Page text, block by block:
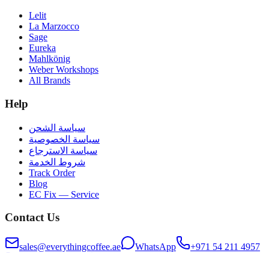
Lelit
La Marzocco
Sage
Eureka
Mahlkönig
Weber Workshops
All Brands
Help
سياسة الشحن
سياسة الخصوصية
سياسة الاسترجاع
شروط الخدمة
Track Order
Blog
EC Fix — Service
Contact Us
sales@everythingcoffee.ae WhatsApp
+971 54 211 4957